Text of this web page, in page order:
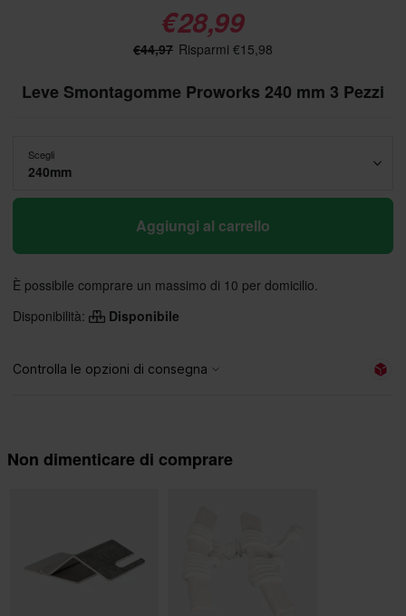
€28,99
€44,97 Risparmi €15,98
Leve Smontagomme Proworks 240 mm 3 Pezzi
Scegli
240mm
Aggiungi al carrello
È possibile comprare un massimo di 10 per domicilio.
Disponibilità:
Disponibile
Non dimenticare di comprare